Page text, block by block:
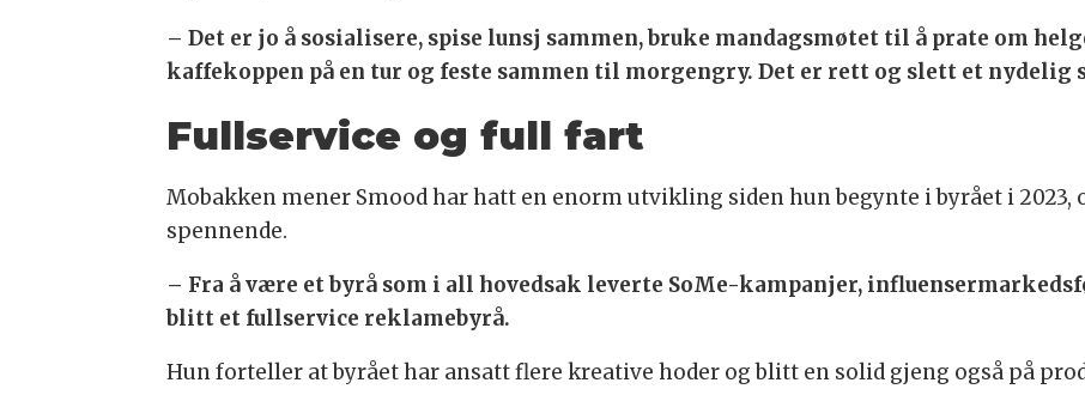
– Det er jo å sosialisere, spise lunsj sammen, bruke mandagsmøtet til å prate om
kaffekoppen på en tur og feste sammen til morgengry. Det er rett og slett et nydelig
Fullservice og full fart
Mobakken mener Smood har hatt en enorm utvikling siden hun begynte i byrået i 2023,
spennende.
– Fra å være et byrå som i all hovedsak leverte SoMe-kampanjer,
blitt et fullservice reklamebyrå.
Hun forteller at byrået har ansatt flere kreative hoder og blitt en solid gjeng også på